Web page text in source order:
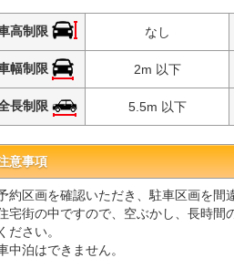
高制限 なし
幅制限 2m 以下
長制限 5.5m 以下
意事項
約区画を確認いただき、駐車区画を間
宅街の中ですので、空ぶかし、長時間
ください。
中泊はできません。